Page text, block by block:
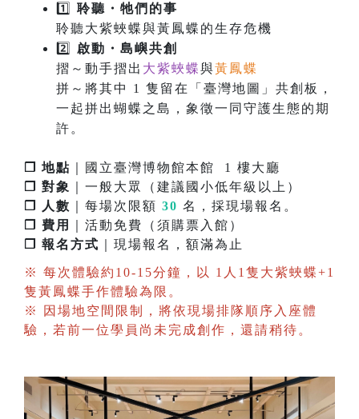
1️⃣ 聆聽・牠們的事
聆聽大紫蛺蝶與黃鳳蝶的生存危機
2️⃣ 啟動 ・ 島嶼共創
摺～動手摺出 大紫蛺蝶與黃鳳蝶
拼～將其中 1 隻留在「臺灣地圖」共創板，
一起拼出蝴蝶之島，象徵一同守護生態的期
許。
❐ 地點 ｜國立臺灣博物館本館 1 樓大廳
❐ 對象
｜一般大眾（建議國小低年級以上）
❐ 人數
｜每場次限額 30 名，採現場報名。
❐ 費用
｜活動免費（須購票入館）
❐ 報名方式
｜現場報名，額滿為止
※ 每次體驗約10-15分鐘，以 1人1隻大紫蛺蝶+1
隻黃鳳蝶手作體驗為限。
※ 因場地空間限制，將依現場排隊順序入座體
驗，若前一位學員尚未完成創作，還請稍待。